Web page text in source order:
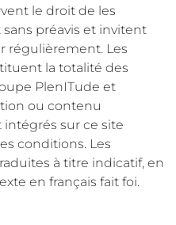
le droit de les
préavis et invitent
régulièrement. Les
la totalité des
PlenITude et
ou contenu
sur ce site
conditions. Les
à titre indicatif, en
en français fait foi.